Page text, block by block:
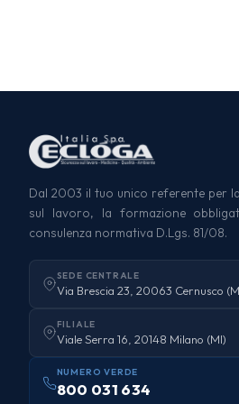
Dal 2003 il tuo unico referente per
sul lavoro, la formazione
consulenza normativa D.Lgs. 81/08.
SEDE CENTRALE
Via Brescia 23, 20063 Cernusco
FILIALE
Viale Serra 16, 20148 Milano (MI)
NUMERO VERDE
800 031 634